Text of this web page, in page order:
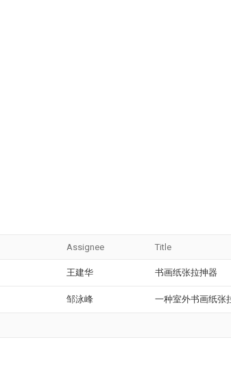
Assignee Title
王建华 书画纸张拉抻器
邹泳峰 一种室外书画纸张